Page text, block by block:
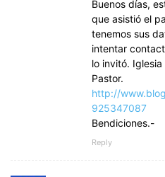
Buenos días,
que asistió el
tenemos sus
intentar
lo invitó.
Pastor.
http://
925347087
Bendiciones.-
Reply